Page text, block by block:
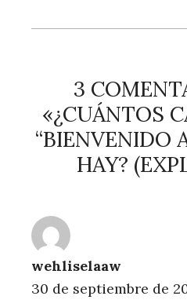
3
«¿CUÁNTOS
“BIENVENIDO
HAY?
wehliselaaw
30 de septiembre de